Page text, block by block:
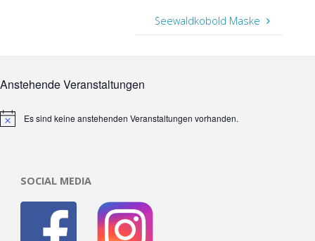
Seewaldkobold Maske
Anstehende Veranstaltungen
HinweisEs sind keine anstehenden Veranstaltungen vorhanden.
SOCIAL MEDIA